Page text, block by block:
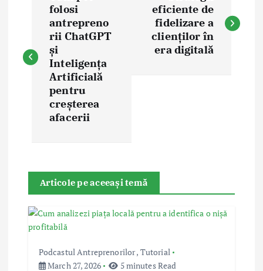
s
t
g
folosi
antrepreno
rii ChatGPT
și
Inteligența
Artificială
pentru
creșterea
afacerii
eficiente de
fidelizare a
clienților în
era digitală
Articole pe aceeași temă
Podcastul Antreprenorilor, Tutorial
March 27, 2026
5 minutes Read